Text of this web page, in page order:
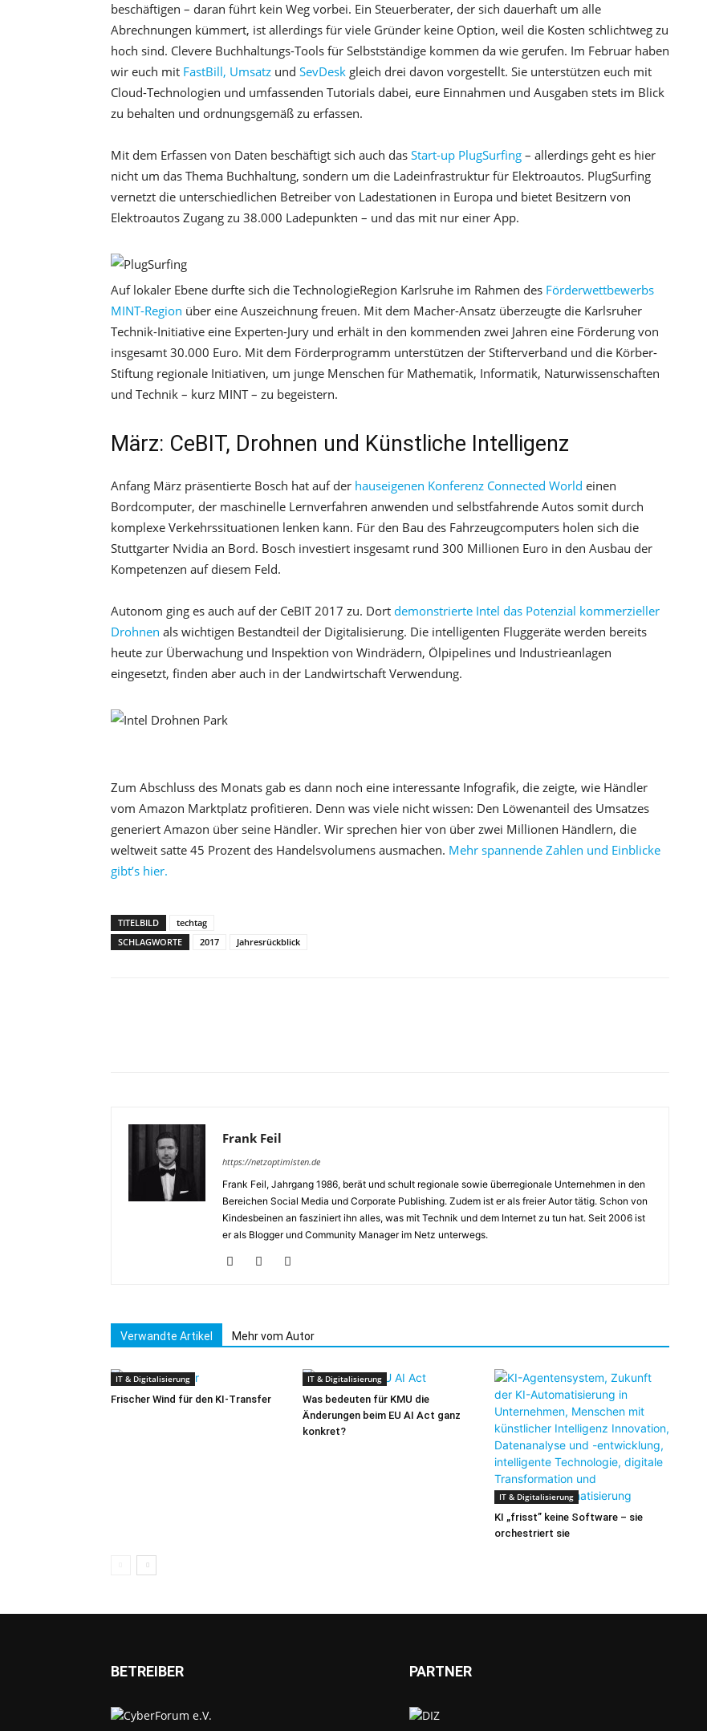
beschäftigen – daran führt kein Weg vorbei. Ein Steuerberater, der sich dauerhaft um alle
Abrechnungen kümmert, ist allerdings für viele Gründer keine Option, weil die Kosten schlichtweg zu
hoch sind. Clevere Buchhaltungs-Tools für Selbstständige kommen da wie gerufen. Im Februar haben
wir euch mit FastBill, Umsatz und SevDesk gleich drei davon vorgestellt. Sie unterstützen euch mit
Cloud-Technologien und umfassenden Tutorials dabei, eure Einnahmen und Ausgaben stets im Blick
zu behalten und ordnungsgemäß zu erfassen.
Mit dem Erfassen von Daten beschäftigt sich auch das Start-up PlugSurfing – allerdings geht es hier
nicht um das Thema Buchhaltung, sondern um die Ladeinfrastruktur für Elektroautos. PlugSurfing
vernetzt die unterschiedlichen Betreiber von Ladestationen in Europa und bietet Besitzern von
Elektroautos Zugang zu 38.000 Ladepunkten – und das mit nur einer App.
Auf lokaler Ebene durfte sich die TechnologieRegion Karlsruhe im Rahmen des Förderwettbewerbs
MINT-Region über eine Auszeichnung freuen. Mit dem Macher-Ansatz überzeugte die Karlsruher
Technik-Initiative eine Experten-Jury und erhält in den kommenden zwei Jahren eine Förderung von
insgesamt 30.000 Euro. Mit dem Förderprogramm unterstützen der Stifterverband und die Körber-
Stiftung regionale Initiativen, um junge Menschen für Mathematik, Informatik, Naturwissenschaften
und Technik – kurz MINT – zu begeistern.
März: CeBIT, Drohnen und Künstliche Intelligenz
Anfang März präsentierte Bosch hat auf der hauseigenen Konferenz Connected World einen
Bordcomputer, der maschinelle Lernverfahren anwenden und selbstfahrende Autos somit durch
komplexe Verkehrssituationen lenken kann. Für den Bau des Fahrzeugcomputers holen sich die
Stuttgarter Nvidia an Bord. Bosch investiert insgesamt rund 300 Millionen Euro in den Ausbau der
Kompetenzen auf diesem Feld.
Autonom ging es auch auf der CeBIT 2017 zu. Dort demonstrierte Intel das Potenzial kommerzieller
Drohnen als wichtigen Bestandteil der Digitalisierung. Die intelligenten Fluggeräte werden bereits
heute zur Überwachung und Inspektion von Windrädern, Ölpipelines und Industrieanlagen
eingesetzt, finden aber auch in der Landwirtschaft Verwendung.
Zum Abschluss des Monats gab es dann noch eine interessante Infografik, die zeigte, wie Händler
vom Amazon Marktplatz profitieren. Denn was viele nicht wissen: Den Löwenanteil des Umsatzes
generiert Amazon über seine Händler. Wir sprechen hier von über zwei Millionen Händlern, die
weltweit satte 45 Prozent des Handelsvolumens ausmachen. Mehr spannende Zahlen und Einblicke
gibt’s hier.
TITELBILD
techtag
SCHLAGWORTE
2017 Jahresrückblick
Frank Feil
https://netzoptimisten.de
Frank Feil, Jahrgang 1986, berät und schult regionale sowie überregionale Unternehmen in den
Bereichen Social Media und Corporate Publishing. Zudem ist er als freier Autor tätig. Schon von
Kindesbeinen an fasziniert ihn alles, was mit Technik und dem Internet zu tun hat. Seit 2006 ist
er als Blogger und Community Manager im Netz unterwegs.
Verwandte Artikel Mehr vom Autor
IT & Digitalisierung
Frischer Wind für den KI-Transfer
IT & Digitalisierung
Was bedeuten für KMU die
Änderungen beim EU AI Act ganz
konkret?
IT & Digitalisierung
KI „frisst” keine Software – sie
orchestriert sie
BETREIBER PARTNER